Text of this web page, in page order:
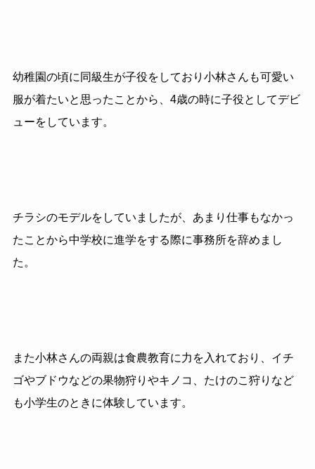
幼稚園の頃に同級生が子役をしており小林さんも可愛い
服が着たいと思ったことから、4歳の時に子役としてデビ
ューをしています。
チラシのモデルをしていましたが、あまり仕事もなかっ
たことから中学校に進学をする際に事務所を辞めまし
た。
また小林さんの両親は食農教育に力を入れており、イチ
ゴやブドウなどの果物狩りやキノコ、たけのこ狩りなど
も小学生のときに体験しています。